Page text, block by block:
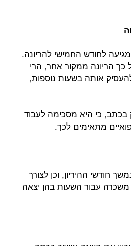
לחודש החמישי להריונה.
כך הריונה ממקור אחר, הרי
אותה בשעות נוספות,
כי היא מסכימה לעבוד
מתאימים לכך.
חודשי ההיריון, וכן לצורך
משכרה עבור השעות בהן יצאה